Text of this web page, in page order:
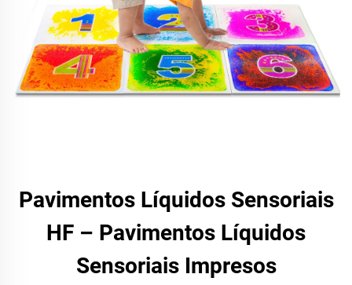
Pavimentos Líquidos Sensoriais
HF – Pavimentos Líquidos
Sensoriais Impresos